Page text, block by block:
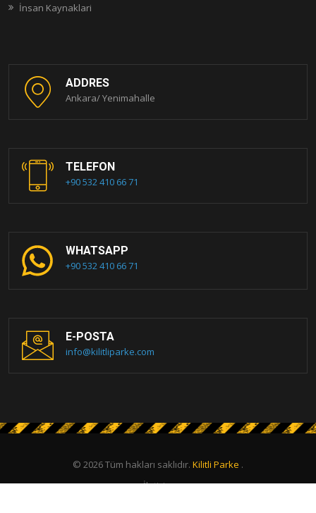
İnsan Kaynaklari
ADDRES
Ankara/ Yenimahalle
TELEFON
+90 532 410 66 71
WHATSAPP
+90 532 410 66 71
E-POSTA
info@kilitliparke.com
© 2026 Tüm hakları saklıdır. Kilitli Parke .
İletişim